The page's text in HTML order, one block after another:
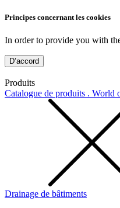
Principes concernant les cookies
In order to provide you with
D’accord
Produits
Catalogue de produits . World
Drainage de bâtiments